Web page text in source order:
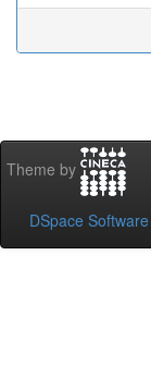
Theme by
DSpace Software